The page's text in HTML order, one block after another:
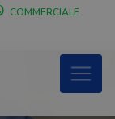
COMMERCIALE